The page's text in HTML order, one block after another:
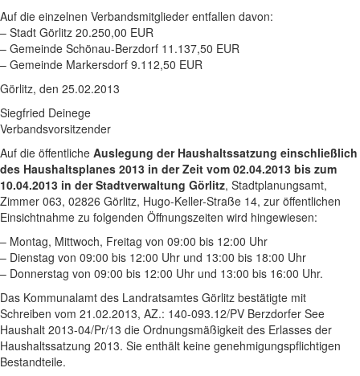
Auf die einzelnen Verbandsmitglieder entfallen davon:
– Stadt Görlitz 20.250,00 EUR
– Gemeinde Schönau-Berzdorf 11.137,50 EUR
– Gemeinde Markersdorf 9.112,50 EUR
Görlitz, den 25.02.2013
Siegfried Deinege
Verbandsvorsitzender
Auf die öffentliche Auslegung der Haushaltssatzung einschließlich
des Haushaltsplanes 2013 in der Zeit vom 02.04.2013 bis zum
10.04.2013 in der Stadtverwaltung Görlitz, Stadtplanungsamt,
Zimmer 063, 02826 Görlitz, Hugo-Keller-Straße 14, zur öffentlichen
Einsichtnahme zu folgenden Öffnungszeiten wird hingewiesen:
– Montag, Mittwoch, Freitag von 09:00 bis 12:00 Uhr
– Dienstag von 09:00 bis 12:00 Uhr und 13:00 bis 18:00 Uhr
– Donnerstag von 09:00 bis 12:00 Uhr und 13:00 bis 16:00 Uhr.
Das Kommunalamt des Landratsamtes Görlitz bestätigte mit
Schreiben vom 21.02.2013, AZ.: 140-093.12/PV Berzdorfer See
Haushalt 2013-04/Pr/13 die Ordnungsmäßigkeit des Erlasses der
Haushaltssatzung 2013. Sie enthält keine genehmigungspflichtigen
Bestandteile.